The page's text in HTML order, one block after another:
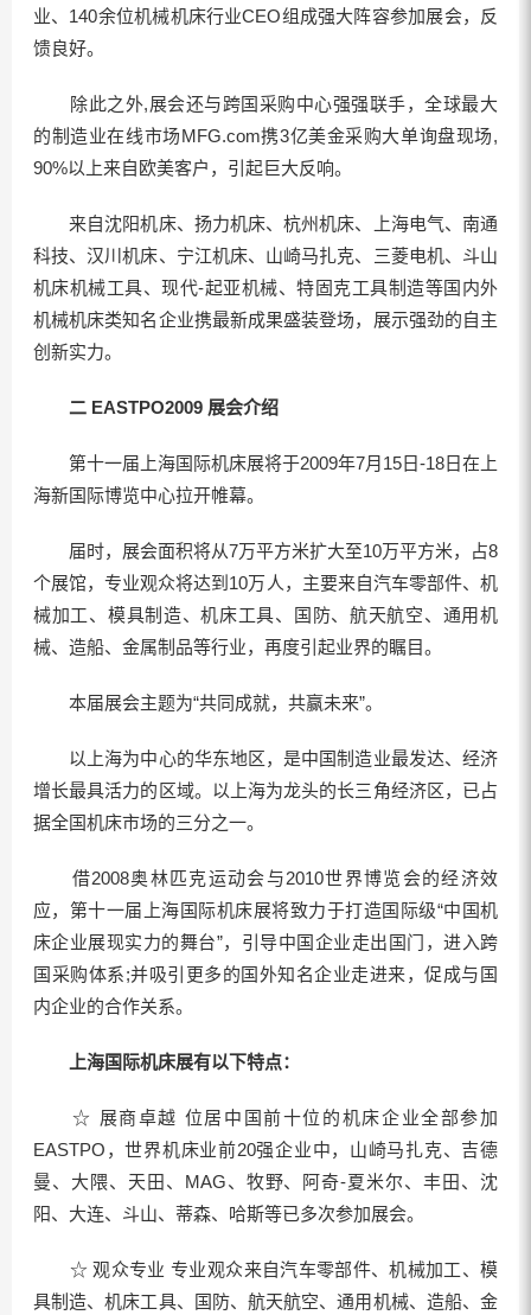
业、140余位机械机床行业CEO组成强大阵容参加展会，反
馈良好。
除此之外,展会还与跨国采购中心强强联手，全球最大
的制造业在线市场MFG.com携3亿美金采购大单询盘现场,
90%以上来自欧美客户，引起巨大反响。
来自沈阳机床、扬力机床、杭州机床、上海电气、南通
科技、汉川机床、宁江机床、山崎马扎克、三菱电机、斗山
机床机械工具、现代-起亚机械、特固克工具制造等国内外
机械机床类知名企业携最新成果盛装登场，展示强劲的自主
创新实力。
二 EASTPO2009 展会介绍
第十一届上海国际机床展将于2009年7月15日-18日在上
海新国际博览中心拉开帷幕。
届时，展会面积将从7万平方米扩大至10万平方米，占8
个展馆，专业观众将达到10万人，主要来自汽车零部件、机
械加工、模具制造、机床工具、国防、航天航空、通用机
械、造船、金属制品等行业，再度引起业界的瞩目。
本届展会主题为“共同成就，共赢未来”。
以上海为中心的华东地区，是中国制造业最发达、经济
增长最具活力的区域。以上海为龙头的长三角经济区，已占
据全国机床市场的三分之一。
借2008奥林匹克运动会与2010世界博览会的经济效
应，第十一届上海国际机床展将致力于打造国际级“中国机
床企业展现实力的舞台”，引导中国企业走出国门，进入跨
国采购体系;并吸引更多的国外知名企业走进来，促成与国
内企业的合作关系。
上海国际机床展有以下特点：
☆ 展商卓越 位居中国前十位的机床企业全部参加
EASTPO，世界机床业前20强企业中，山崎马扎克、吉德
曼、大隈、天田、MAG、牧野、阿奇-夏米尔、丰田、沈
阳、大连、斗山、蒂森、哈斯等已多次参加展会。
☆ 观众专业 专业观众来自汽车零部件、机械加工、模
具制造、机床工具、国防、航天航空、通用机械、造船、金